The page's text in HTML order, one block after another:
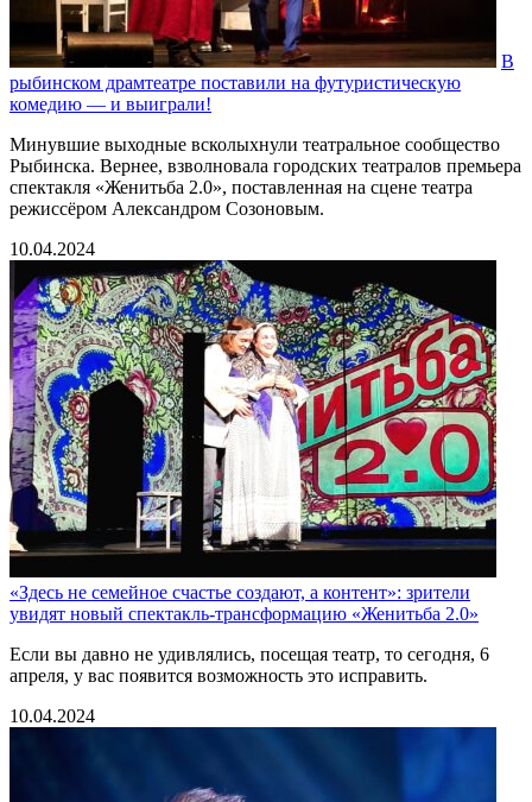
В
рыбинском драмтеатре поставили на футуристическую
комедию — и выиграли!
Минувшие выходные всколыхнули театральное сообщество
Рыбинска. Вернее, взволновала городских театралов премьера
спектакля «Женитьба 2.0», поставленная на сцене театра
режиссёром Александром Созоновым.
10.04.2024
«Здесь не семейное счастье создают, а контент»: зрители
увидят новый спектакль-трансформацию «Женитьба 2.0»
Если вы давно не удивлялись, посещая театр, то сегодня, 6
апреля, у вас появится возможность это исправить.
10.04.2024